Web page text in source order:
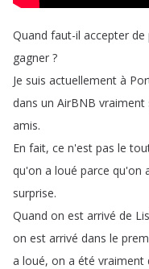
Quand faut-il accepter de
gagner ?
Je suis actuellement à
dans un AirBNB vraiment
amis.
En fait, ce n'est pas le
qu'on a loué parce qu'on
surprise.
Quand on est arrivé de
on est arrivé dans le
a loué, on a été vraiment